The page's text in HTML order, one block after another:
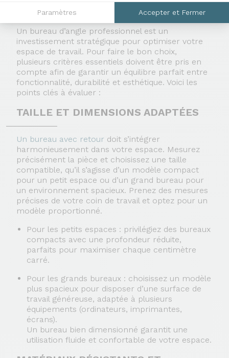
Paramètres Accepter et Fermer
Un bureau d’angle professionnel est un
investissement stratégique pour optimiser votre
espace de travail. Pour faire le bon choix,
plusieurs critères essentiels doivent être pris en
compte afin de garantir un équilibre parfait entre
fonctionnalité, durabilité et esthétique. Voici les
points clés à évaluer :
TAILLE ET DIMENSIONS ADAPTÉES
Un bureau avec retour doit s’intégrer
harmonieusement dans votre espace. Mesurez
précisément la pièce et choisissez une taille
compatible, qu’il s’agisse d’un modèle compact
pour un petit espace ou d’un grand bureau pour
un environnement spacieux. Prenez des mesures
précises de votre coin de travail et optez pour un
modèle proportionné.
Pour les petits espaces : privilégiez des bureaux
compacts avec une profondeur réduite,
parfaits pour maximiser chaque centimètre
carré.
Pour les grands bureaux : choisissez un modèle
plus spacieux pour disposer d’une surface de
travail généreuse, adaptée à plusieurs
équipements (ordinateurs, imprimantes,
écrans).
Un bureau bien dimensionné garantit une
utilisation fluide et confortable de votre espace.